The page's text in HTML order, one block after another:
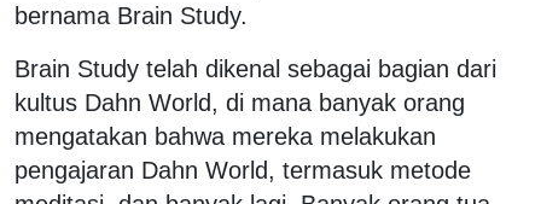
bernama Brain Study.
Brain Study telah dikenal sebagai bagian dari
kultus Dahn World, di mana banyak orang
mengatakan bahwa mereka melakukan
pengajaran Dahn World, termasuk metode